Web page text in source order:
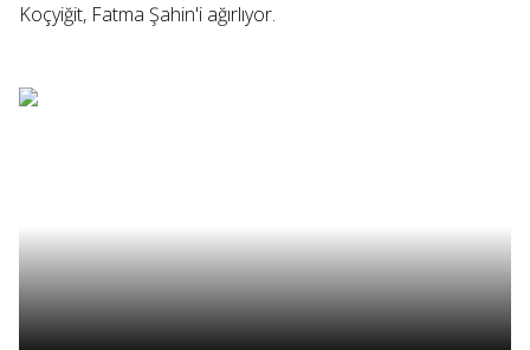
Koçyiğit, Fatma Şahin'i ağırlıyor.